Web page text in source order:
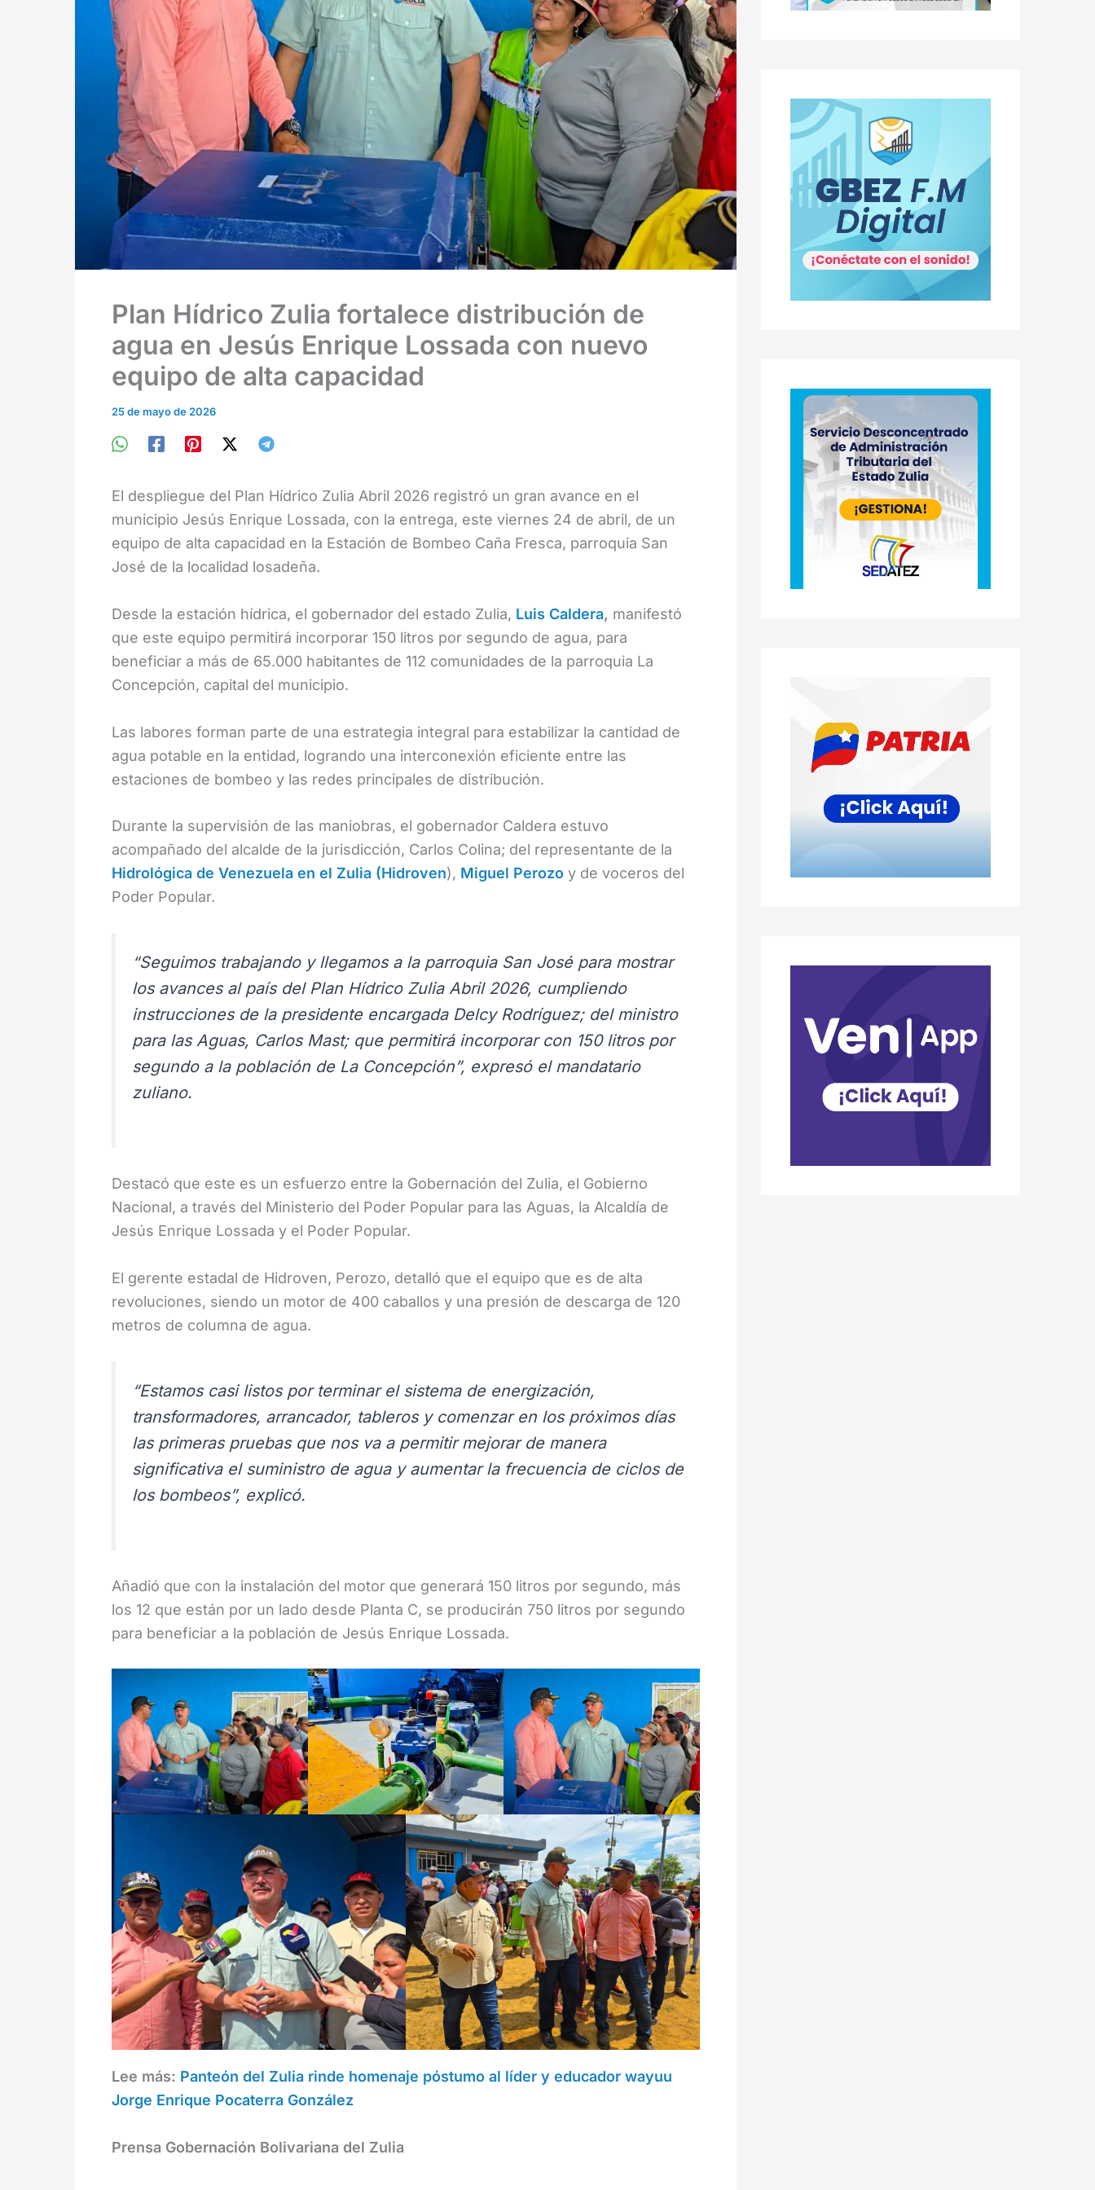
Plan Hídrico Zulia fortalece distribución de
agua en Jesús Enrique Lossada con nuevo
equipo de alta capacidad
25 de mayo de 2026
El despliegue del Plan Hídrico Zulia Abril 2026 registró un gran avance en el
municipio Jesús Enrique Lossada, con la entrega, este viernes 24 de abril, de un
equipo de alta capacidad en la Estación de Bombeo Caña Fresca, parroquia San
José de la localidad losadeña.
Desde la estación hídrica, el gobernador del estado Zulia, Luis Caldera, manifestó
que este equipo permitirá incorporar 150 litros por segundo de agua, para
beneficiar a más de 65.000 habitantes de 112 comunidades de la parroquia La
Concepción, capital del municipio.
Las labores forman parte de una estrategia integral para estabilizar la cantidad de
agua potable en la entidad, logrando una interconexión eficiente entre las
estaciones de bombeo y las redes principales de distribución.
Durante la supervisión de las maniobras, el gobernador Caldera estuvo
acompañado del alcalde de la jurisdicción, Carlos Colina; del representante de la
Hidrológica de Venezuela en el Zulia (Hidroven), Miguel Perozo y de voceros del
Poder Popular.
“Seguimos trabajando y llegamos a la parroquia San José para mostrar
los avances al país del Plan Hídrico Zulia Abril 2026, cumpliendo
instrucciones de la presidente encargada Delcy Rodríguez; del ministro
para las Aguas, Carlos Mast; que permitirá incorporar con 150 litros por
segundo a la población de La Concepción”, expresó el mandatario
zuliano.
Destacó que este es un esfuerzo entre la Gobernación del Zulia, el Gobierno
Nacional, a través del Ministerio del Poder Popular para las Aguas, la Alcaldía de
Jesús Enrique Lossada y el Poder Popular.
El gerente estadal de Hidroven, Perozo, detalló que el equipo que es de alta
revoluciones, siendo un motor de 400 caballos y una presión de descarga de 120
metros de columna de agua.
“Estamos casi listos por terminar el sistema de energización,
transformadores, arrancador, tableros y comenzar en los próximos días
las primeras pruebas que nos va a permitir mejorar de manera
significativa el suministro de agua y aumentar la frecuencia de ciclos de
los bombeos”, explicó.
Añadió que con la instalación del motor que generará 150 litros por segundo, más
los 12 que están por un lado desde Planta C, se producirán 750 litros por segundo
para beneficiar a la población de Jesús Enrique Lossada.
Lee más: Panteón del Zulia rinde homenaje póstumo al líder y educador wayuu
Jorge Enrique Pocaterra González
Prensa Gobernación Bolivariana del Zulia